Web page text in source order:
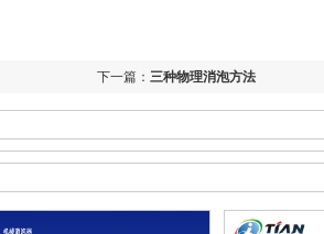
下一篇： 三种物理消泡方法